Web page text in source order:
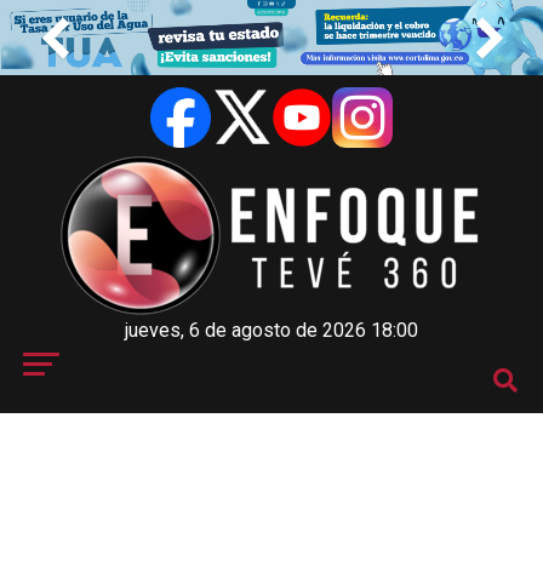
jueves, 6 de agosto de 2026 18:00